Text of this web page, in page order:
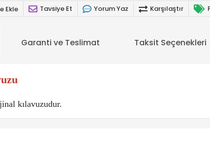
Ekle Tavsiye Et Yorum Yaz Karşılaştır
Garanti ve Teslimat Taksit Seçenekleri
kılavuzudur.